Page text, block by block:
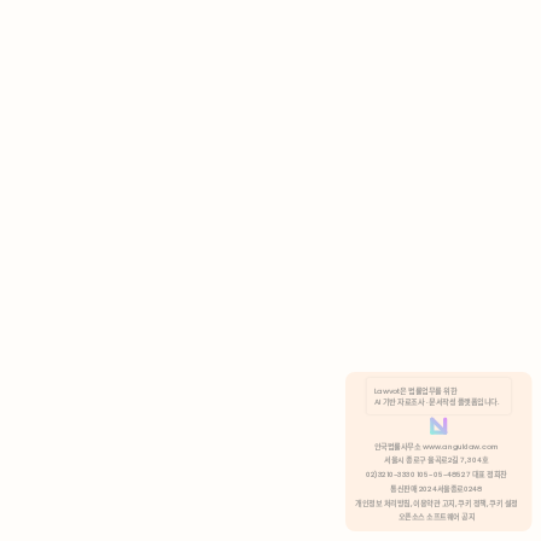
분석 쿠키 허용
Lawvot은 법률업무를 위한
AI 기반 자료조사 · 문서작성 플랫폼입니다.
안국법률사무소 www.anguklaw.com
서울시 종로구 율곡로2길 7, 304호
02)3210-3330 105-05-48527 대표 정희찬
통신판매 2024서울종로0248
개인정보 처리방침, 이용약관 고지, 쿠키 정책, 쿠키 설정
오픈소스 소프트웨어 공지